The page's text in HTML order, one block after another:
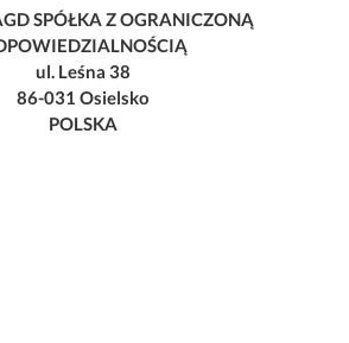
SPÓŁKA Z OGRANICZONĄ
ul. Leśna 38
86-031 Osielsko
POLSKA